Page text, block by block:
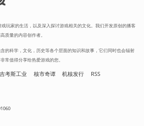
玩家的生活，以及深入探讨游戏相关的文化。我们开发原创的播客
质量的内容创作者。
的科学，文化，历史等各个层面的知识和故事，它们同时也会辐射
常值得分享给热爱游戏的您。
吉考斯工业 核市奇谭 机核发行 RSS